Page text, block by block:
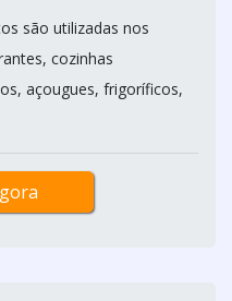
são utilizadas nos
cozinhas
açougues, frigoríficos,